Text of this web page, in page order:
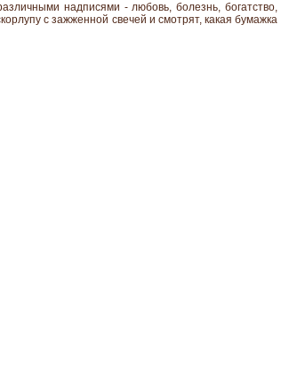
надписями - любовь, болезнь, богатство,
с зажженной свечей и смотрят, какая бумажка